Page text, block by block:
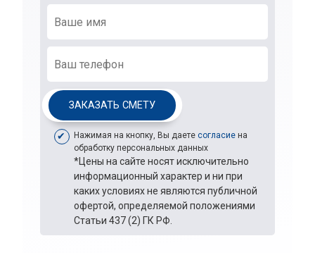
ЗАКАЗАТЬ СМЕТУ
Нажимая на кнопку, Вы даете согласие на
обработку персональных данных
*Цены на сайте носят исключительно
информационный характер и ни при
каких условиях не являются публичной
офертой, определяемой положениями
Статьи 437 (2) ГК РФ.